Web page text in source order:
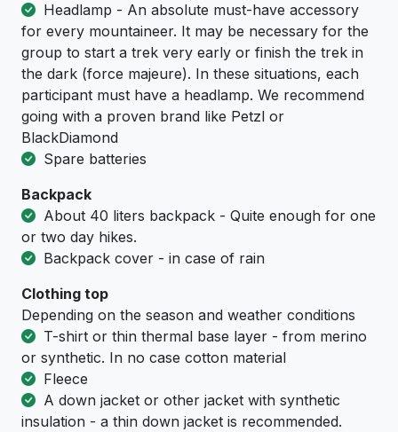
Headlamp - An absolute must-have accessory
for every mountaineer. It may be necessary for the
group to start a trek very early or finish the trek in
the dark (force majeure). In these situations, each
participant must have a headlamp. We recommend
going with a proven brand like Petzl or
BlackDiamond
Spare batteries
Backpack
About 40 liters backpack - Quite enough for one
or two day hikes.
Backpack cover - in case of rain
Clothing top
Depending on the season and weather conditions
T-shirt or thin thermal base layer - from merino
or synthetic. In no case cotton material
Fleece
A down jacket or other jacket with synthetic
insulation - a thin down jacket is recommended.